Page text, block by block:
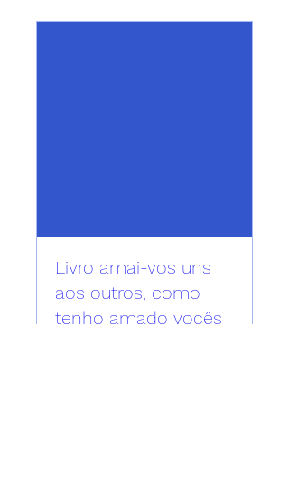
Livro amai-vos uns
aos outros, como
tenho amado vocês